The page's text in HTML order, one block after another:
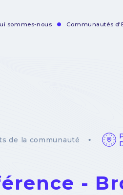
sommes-nous Communautés
de la communauté
-